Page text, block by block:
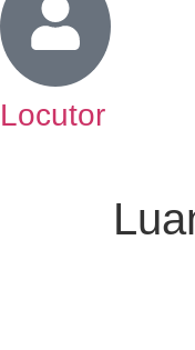
Locutor